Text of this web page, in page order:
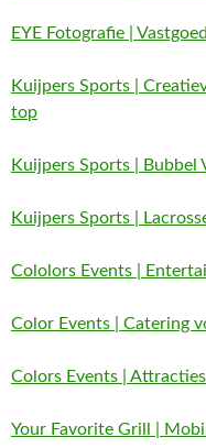
EYE Fotografie |
Kuijpers Sports |
top
Kuijpers Sports | Bubbel
Kuijpers Sports |
Cololors Events |
Color Events | Catering
Colors Events |
Your Favorite Grill |